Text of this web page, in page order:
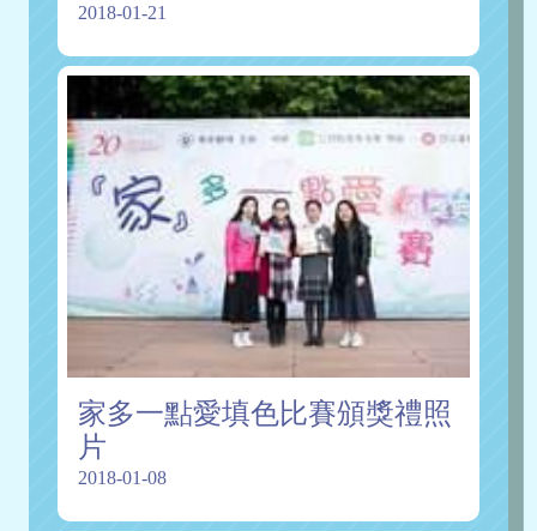
2018-01-21
家多一點愛填色比賽頒獎禮照
片
2018-01-08